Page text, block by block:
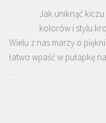
Jak uniknąć
kolorów i stylu
Wielu z nas marzy o
łatwo wpaść w pułapkę
…